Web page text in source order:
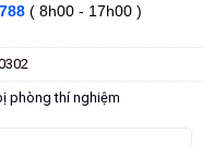
( 8h00 - 17h00 )
phòng thí nghiệm